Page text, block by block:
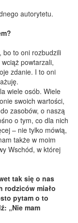
autorytetu.
bo to oni rozbudzili
powtarzali,
zdanie. I to oni
wiele osób. Wiele
swoich wartości,
zasobów, o naszą
o tym, co dla nich
– nie tylko mówią,
także w moim
Wschód, w której
tak się o nas
rodziców miało
pytam o to
„Nie mam